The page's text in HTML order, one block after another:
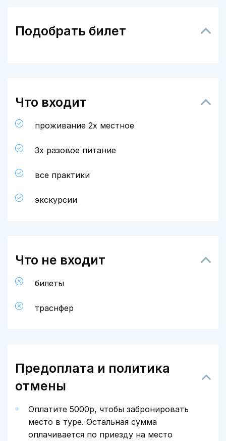
Подобрать билет
Что входит
проживание 2х местное
3х разовое питание
все практики
экскурсии
Что не входит
билеты
траснфер
Предоплата и политика
отмены
Оплатите 5000р, чтобы забронировать
место в туре. Остальная сумма
оплачивается по приезду на место